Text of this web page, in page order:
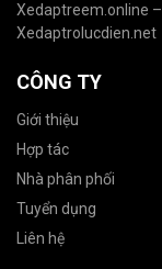
Xedaptreem.online –
Xedaptrolucdien.net
CÔNG TY
Giới thiệu
Hợp tác
Nhà phân phối
Tuyển dụng
Liên hệ